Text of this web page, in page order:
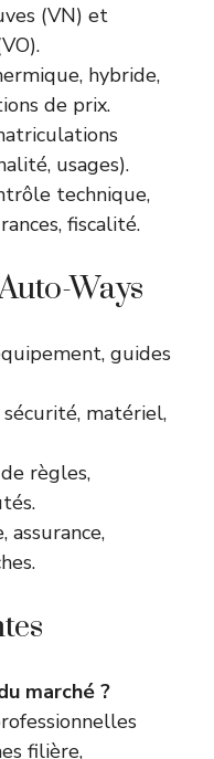
(VN) et
hybride,
de prix.
usages).
technique,
fiscalité.
Ways
guides
sécurité, matériel,
règles,
assurance,
marché ?
filière,